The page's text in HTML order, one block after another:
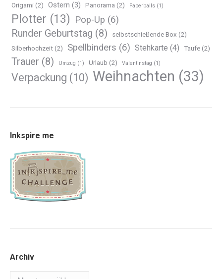
Origami (2) Ostern (3) Panorama (2) Paperballs (1)
Plotter (13) Pop-Up (6)
Runder Geburtstag (8) selbstschießende Box (2)
Silberhochzeit (2) Spellbinders (6) Stehkarte (4) Taufe (2)
Trauer (8) Umzug (1) Urlaub (2) Valentinstag (1)
Verpackung (10) Weihnachten (33)
Inkspire me
Archiv
Archiv